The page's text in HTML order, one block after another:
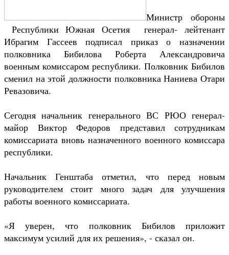
Министр обороны
Республики Южная Осетия генерал- лейтенант
Ибрагим Гассеев подписал приказ о назначении
полковника Бибилова Роберта Александровича
военным комиссаром республики. Полковник Бибилов
сменил на этой должности полковника Наниева Отари
Ревазовича.
Сегодня начальник генерального ВС РЮО генерал-
майор Виктор Федоров представил сотрудникам
комиссариата вновь назначенного военного комиссара
республики.
Начальник Генштаба отметил, что перед новым
руководителем стоит много задач для улучшения
работы военного комиссариата.
«Я уверен, что полковник Бибилов приложит
максимум усилий для их решения», - сказал он.